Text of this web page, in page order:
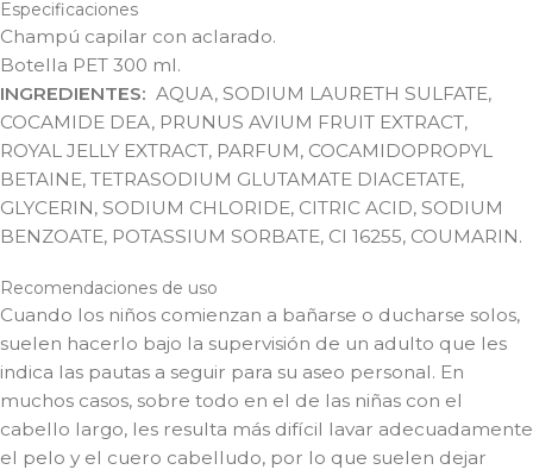
Recomendaciones de uso
Cuando los niños comienzan a bañarse o ducharse solos,
suelen hacerlo bajo la supervisión de un adulto que les
indica las pautas a seguir para su aseo personal. En
muchos casos, sobre todo en el de las niñas con el
cabello largo, les resulta más difícil lavar adecuadamente
el pelo y el cuero cabelludo, por lo que suelen dejar
Especificaciones
Champú capilar con aclarado.
Botella PET 300 ml.
INGREDIENTES: AQUA, SODIUM LAURETH SULFATE,
COCAMIDE DEA, PRUNUS AVIUM FRUIT EXTRACT,
ROYAL JELLY EXTRACT, PARFUM, COCAMIDOPROPYL
BETAINE, TETRASODIUM GLUTAMATE DIACETATE,
GLYCERIN, SODIUM CHLORIDE, CITRIC ACID, SODIUM
BENZOATE, POTASSIUM SORBATE, CI 16255, COUMARIN.